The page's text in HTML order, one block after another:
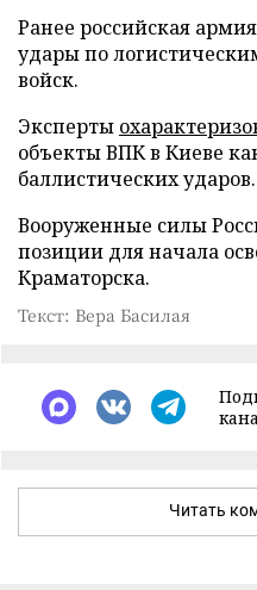
Ранее российская армия
удары по
войск.
Эксперты
объекты ВПК в Киеве
баллистических ударов.
Вооруженные силы
позиции для начала
Краматорска.
Текст: Вера Басилая
Читать